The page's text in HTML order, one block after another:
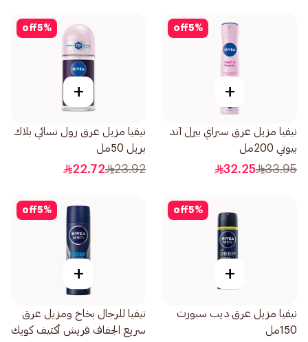
5%
off
+
نيفيا مزيل عرق سبراي بيرل آند
بيوتي 200مل
33.95
32.25
5%
off
+
نيفيا مزيل عرق رول نسائي بلاك
بريل 50مل
23.92
22.72
5%
off
+
نيفيا مزيل عرق ديب سبورت
150مل
5%
off
+
نيفيا للرجال بخاخ ومزيل عرق
سريع الجفاف فريش أكتيف كويك